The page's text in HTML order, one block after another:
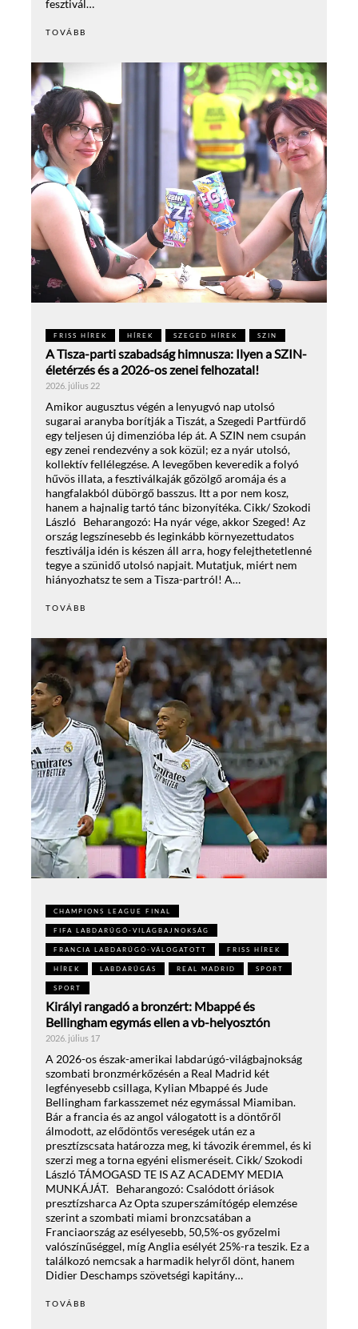
fesztivál…
TOVÁBB
FRISS HÍREK HÍREK SZEGED HÍREK SZIN
A Tisza-parti szabadság himnusza: Ilyen a SZIN-
életérzés és a 2026-os zenei felhozatal!
2026. július 22
Amikor augusztus végén a lenyugvó nap utolsó
sugarai aranyba borítják a Tiszát, a Szegedi Partfürdő
egy teljesen új dimenzióba lép át. A SZIN nem csupán
egy zenei rendezvény a sok közül; ez a nyár utolsó,
kollektív fellélegzése. A levegőben keveredik a folyó
hűvös illata, a fesztiválkaják gőzölgő aromája és a
hangfalakból dübörgő basszus. Itt a por nem kosz,
hanem a hajnalig tartó tánc bizonyítéka. Cikk/ Szokodi
László Beharangozó: Ha nyár vége, akkor Szeged! Az
ország legszínesebb és leginkább környezettudatos
fesztiválja idén is készen áll arra, hogy felejthetetlenné
tegye a szünidő utolsó napjait. Mutatjuk, miért nem
hiányozhatsz te sem a Tisza-partról! A…
TOVÁBB
CHAMPIONS LEAGUE FINAL
FIFA LABDARÚGÓ-VILÁGBAJNOKSÁG
FRANCIA LABDARÚGÓ-VÁLOGATOTT FRISS HÍREK
HÍREK LABDARÚGÁS REAL MADRID SPORT
SPORT
Királyi rangadó a bronzért: Mbappé és
Bellingham egymás ellen a vb-helyosztón
2026. július 17
A 2026-os észak-amerikai labdarúgó-világbajnokság
szombati bronzmérkőzésén a Real Madrid két
legfényesebb csillaga, Kylian Mbappé és Jude
Bellingham farkasszemet néz egymással Miamiban.
Bár a francia és az angol válogatott is a döntőről
álmodott, az elődöntős vereségek után ez a
presztízscsata határozza meg, ki távozik éremmel, és ki
szerzi meg a torna egyéni elismeréseit. Cikk/ Szokodi
László TÁMOGASD TE IS AZ ACADEMY MEDIA
MUNKÁJÁT. Beharangozó: Csalódott óriások
presztízsharca Az Opta szuperszámítógép elemzése
szerint a szombati miami bronzcsatában a
Franciaország az esélyesebb, 50,5%-os győzelmi
valószínűséggel, míg Anglia esélyét 25%-ra teszik. Ez a
találkozó nemcsak a harmadik helyről dönt, hanem
Didier Deschamps szövetségi kapitány…
TOVÁBB